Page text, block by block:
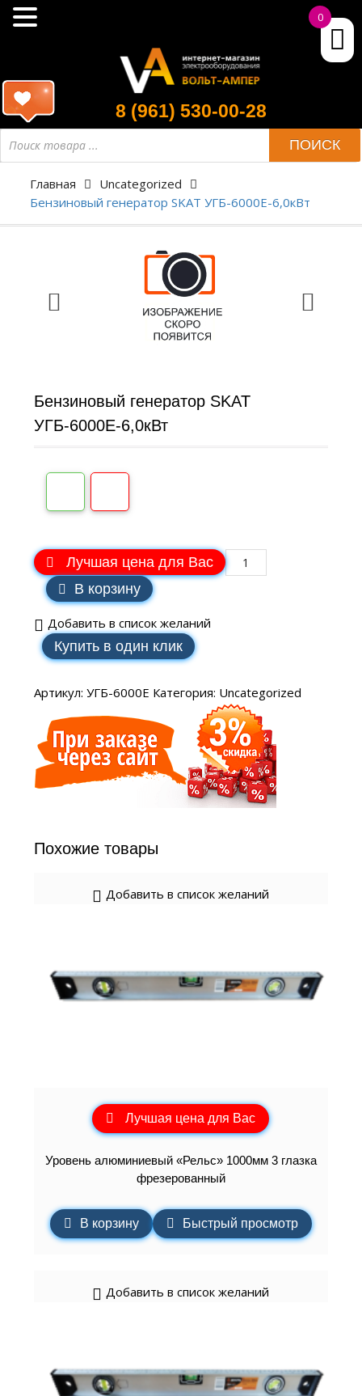
8 (961) 530-00-28
ПОИСК
Главная
Uncategorized
Бензиновый генератор SKAT УГБ-6000Е-6,0кВт
Бензиновый генератор SKAT
УГБ-6000Е-6,0кВт
Лучшая цена для Вас
В корзину
Добавить в список желаний
Купить в один клик
Артикул: УГБ-6000Е Категория: Uncategorized
Похожие товары
Добавить в список желаний
Лучшая цена для Вас
Уровень алюминиевый «Рельс» 1000мм 3 глазка
фрезерованный
В корзину Быстрый просмотр
Добавить в список желаний
0